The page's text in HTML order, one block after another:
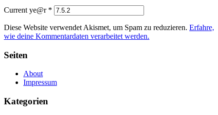
Current ye@r *
Diese Website verwendet Akismet, um Spam zu reduzieren. Erfahre,
wie deine Kommentardaten verarbeitet werden.
Seiten
About
Impressum
Kategorien